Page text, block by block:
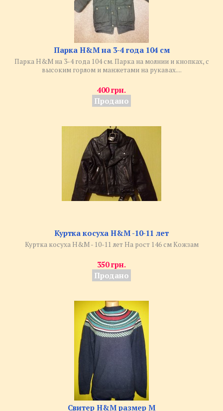
​Парка H&M на 3-4 года 104 см
Парка H&M на 3-4 года 104 см. Парка на молнии и кнопках, с
высоким горлом и манжетами на рукавах....
400 грн.
Продано
Куртка косуха H&M -10-11 лет
Куртка косуха H&M - 10-11 лет На рост 146 см Кожзам
350 грн.
Продано
Свитер H&M размер M